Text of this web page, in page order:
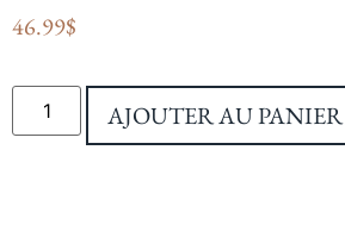
46.99$
AJOUTER AU PANIER